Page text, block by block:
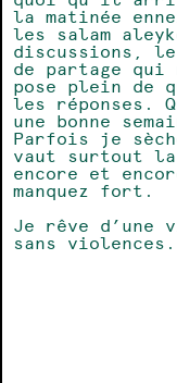
la matinée
les salam
discussions,
de partage qui
pose plein de
les réponses.
une bonne
Parfois je
vaut surtout la
encore et
manquez fort.
Je rêve d’une
sans violences.